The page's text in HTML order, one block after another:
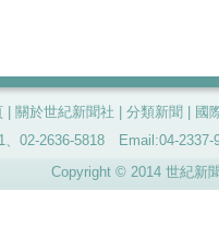
關於世紀新聞社 分類新聞
國
02-2636-5818 Email:04-
Copyright © 2014 世紀新